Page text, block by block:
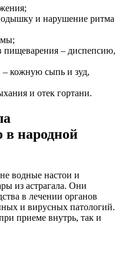
одышку и нарушение ритма
пищеварения – диспепсию,
– кожную сыпь и зуд,
и отек гортани.
в народной
водные настои и
из астрагала. Они
в лечении органов
и вирусных патологий.
приеме внутрь, так и